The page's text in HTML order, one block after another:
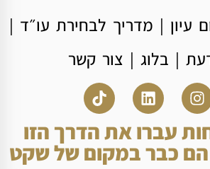
עיון | מדריך לבחירת עו״ד |
| בלוג | צור קשר
עברו את הדרך הזו
הם כבר במקום של שקט